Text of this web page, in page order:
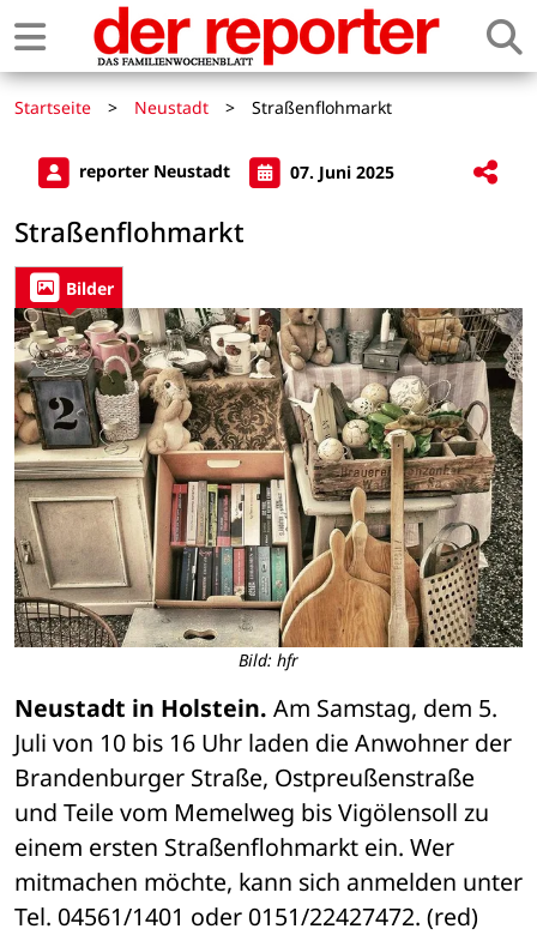
Startseite > Neustadt > Straßenflohmarkt
reporter Neustadt 07. Juni 2025
Straßenflohmarkt
Bilder
Bild: hfr
Neustadt in Holstein. Am Samstag, dem 5.
Juli von 10 bis 16 Uhr laden die Anwohner der
Brandenburger Straße, Ostpreußenstraße
und Teile vom Memelweg bis Vigölensoll zu
einem ersten Straßenflohmarkt ein. Wer
mitmachen möchte, kann sich anmelden unter
Tel. 04561/1401 oder 0151/22427472. (red)